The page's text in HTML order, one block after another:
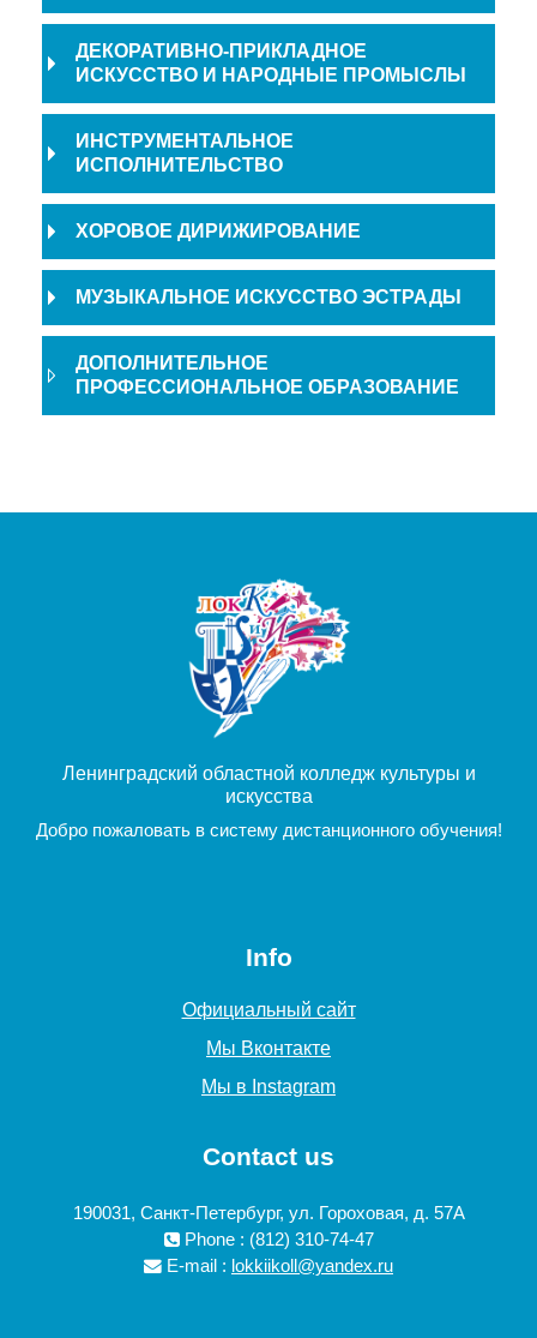
ДЕКОРАТИВНО-ПРИКЛАДНОЕ
ИСКУССТВО И НАРОДНЫЕ ПРОМЫСЛЫ
ИНСТРУМЕНТАЛЬНОЕ
ИСПОЛНИТЕЛЬСТВО
ХОРОВОЕ ДИРИЖИРОВАНИЕ
МУЗЫКАЛЬНОЕ ИСКУССТВО ЭСТРАДЫ
ДОПОЛНИТЕЛЬНОЕ
ПРОФЕССИОНАЛЬНОЕ ОБРАЗОВАНИЕ
Ленинградский областной колледж культуры и
искусства
Добро пожаловать в систему дистанционного обучения!
Info
Официальный сайт
Мы Вконтакте
Мы в Instagram
Contact us
190031, Санкт-Петербург, ул. Гороховая, д. 57А
Phone : (812) 310-74-47
E-mail : lokkiikoll@yandex.ru